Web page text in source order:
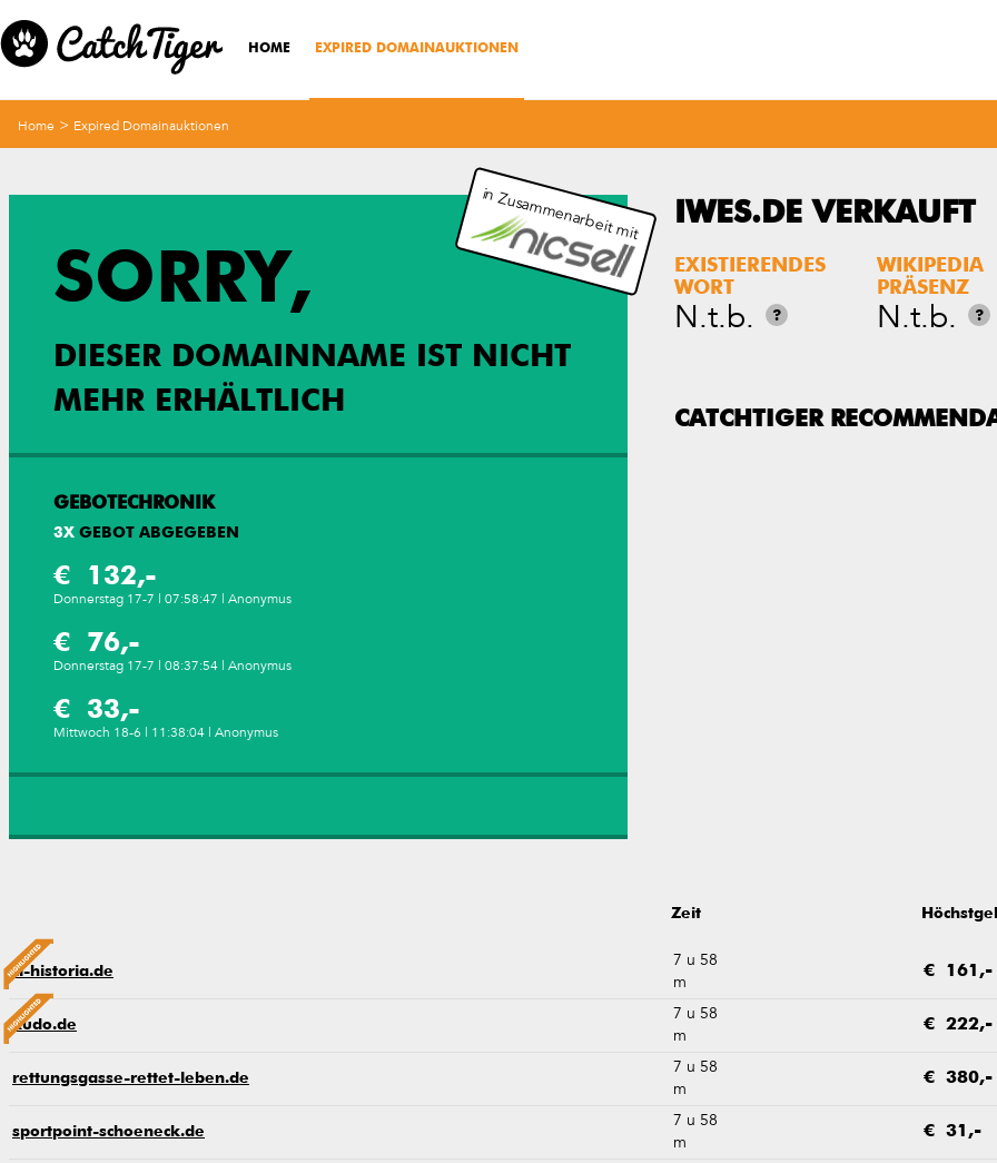
HOME EXPIRED DOMAINAUKTIONEN
Home > Expired Domainauktionen
SORRY,
DIESER DOMAINNAME IST NICHT
MEHR ERHÄLTLICH
GEBOTECHRONIK
3X GEBOT ABGEGEBEN
€ 132,-
Donnerstag 17-7 | 07:58:47 | Anonymus
€ 76,-
Donnerstag 17-7 | 08:37:54 | Anonymus
€ 33,-
Mittwoch 18-6 | 11:38:04 | Anonymus
in Zusammenarbeit mit IWES.DE VERKAUFT
EXISTIERENDES
WORT
N.t.b. ?
WIKIPEDIA
PRÄSENZ
N.t.b. ?
CATCHTIGER
Zeit
cl-historia.de
7 u 58
m
€ 161,-
kudo.de
7 u 58
m
€ 222,-
rettungsgasse-rettet-leben.de
7 u 58
m
€ 380,-
sportpoint-schoeneck.de
7 u 58
m
€ 31,-